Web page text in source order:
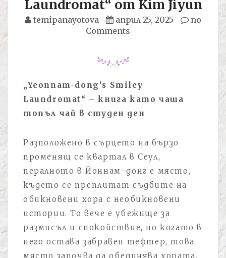
Laundromat“ от Kim Jiyun
temipanayotova април 25, 2025
no
Comments
„Yeonnam-dong’s Smiley
Laundromat“ – книга като чаша
топъл чай в студен ден
Разположено в сърцето на бързо
променящ се квартал в Сеул,
пералното в Йоннам-донг е място,
където се преплитат съдбите на
обикновени хора с необикновени
истории. То вече е убежище за
размисъл и спокойствие, но когато в
него остава забравен тефтер, това
място започва да обединява хората.